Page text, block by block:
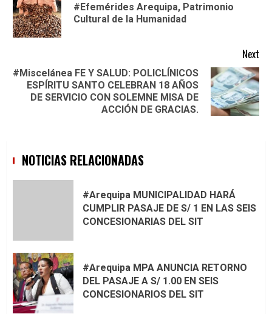
#Efemérides Arequipa, Patrimonio
Cultural de la Humanidad
Next
Next
post:
#Miscelánea FE Y SALUD: POLICLÍNICOS
ESPÍRITU SANTO CELEBRAN 18 AÑOS
DE SERVICIO CON SOLEMNE MISA DE
ACCIÓN DE GRACIAS.
NOTICIAS RELACIONADAS
#Arequipa MUNICIPALIDAD HARÁ
CUMPLIR PASAJE DE S/ 1 EN LAS SEIS
CONCESIONARIAS DEL SIT
#Arequipa MPA ANUNCIA RETORNO
DEL PASAJE A S/ 1.00 EN SEIS
CONCESIONARIOS DEL SIT